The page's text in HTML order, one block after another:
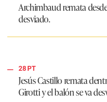
Archimbaud remata
desviado.
28 PT
Jesús Castillo remata
Girotti y el balón se va